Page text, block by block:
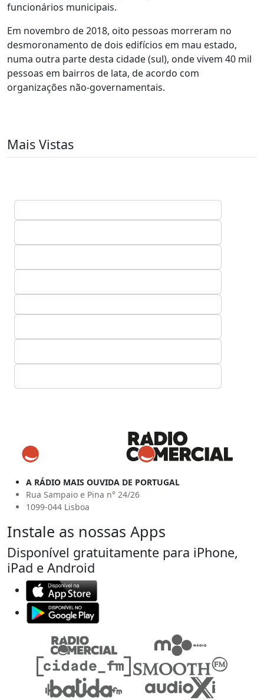
funcionários municipais.
Em novembro de 2018, oito pessoas morreram no
desmoronamento de dois edifícios em mau estado,
numa outra parte desta cidade (sul), onde vivem 40 mil
pessoas em bairros de lata, de acordo com
organizações não-governamentais.
Mais Vistas
A RÁDIO MAIS OUVIDA DE PORTUGAL
Rua Sampaio e Pina n° 24/26
1099-044 Lisboa
Instale as nossas Apps
Disponível gratuitamente para iPhone,
iPad e Android